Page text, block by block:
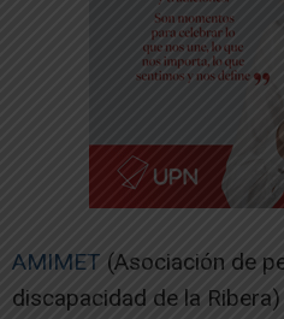
AMIMET (Asociación de
discapacidad de la